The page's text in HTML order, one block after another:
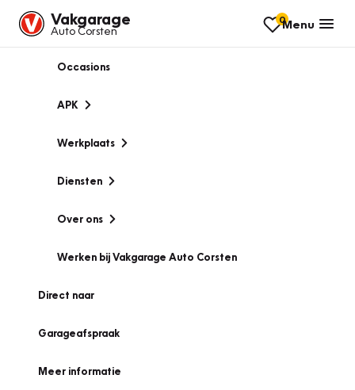
Vakgarage
Auto Corsten
0Menu
Occasions
APK
Werkplaats
Diensten
Over ons
Werken bij Vakgarage Auto Corsten
Direct naar
Garageafspraak
Meer informatie